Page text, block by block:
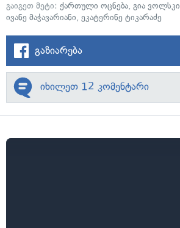
გაიგეთ მეტი: ქართული ოცნება, გია ვოლსკი
ივანე მაჭავარიანი, ეკატერინე ტიკარაძე
გაზიარება
იხილეთ 12 კომენტარი